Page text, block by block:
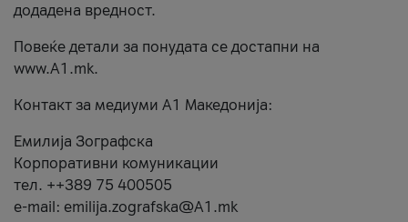
додадена вредност.
Повеќе детали за понудата се достапни на
www.А1.mk.
Контакт за медиуми А1 Македонија:
Емилија Зографска
Корпоративни комуникации
тел. ++389 75 400505
e-mail: emilija.zografska@A1.mk